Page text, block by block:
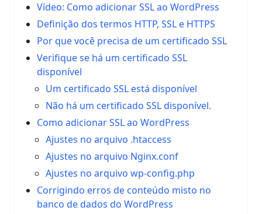
Vídeo: Como adicionar SSL ao WordPress
Definição dos termos HTTP, SSL e HTTPS
Por que você precisa de um certificado SSL
Verifique se há um certificado SSL
disponível
Um certificado SSL está disponível
Não há um certificado SSL disponível.
Como adicionar SSL ao WordPress
Ajustes no arquivo .htaccess
Ajustes no arquivo Nginx.conf
Ajustes no arquivo wp-config.php
Corrigindo erros de conteúdo misto no
banco de dados do WordPress